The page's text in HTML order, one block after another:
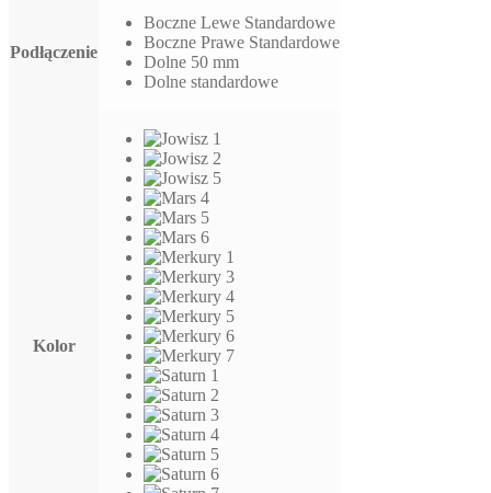
456,00 zł
do
526,00 zł
Podłączenie
Boczne Lewe Standardowe
Boczne Prawe Standardowe
Dolne 50 mm
Dolne standardowe
Kolor